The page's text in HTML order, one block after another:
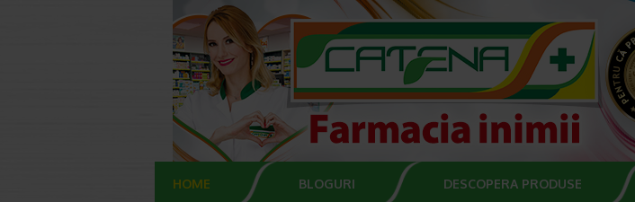
HOME BLOGURI DESCOPERA PRODUSE